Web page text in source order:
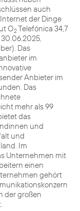
auch
der Dinge
O2Telefónica 34,7
Das
im
Anbieter im
Das
mehr als 99
das
und
und
Im
Unternehmen mit
einen
gehört
der großen